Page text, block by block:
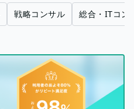
戦略コンサル 総合・ITコン